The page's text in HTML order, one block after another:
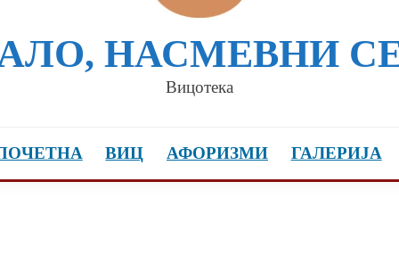
НАСМЕВНИ
Вицотека
ВИЦ АФОРИЗМИ ГАЛЕРИЈА